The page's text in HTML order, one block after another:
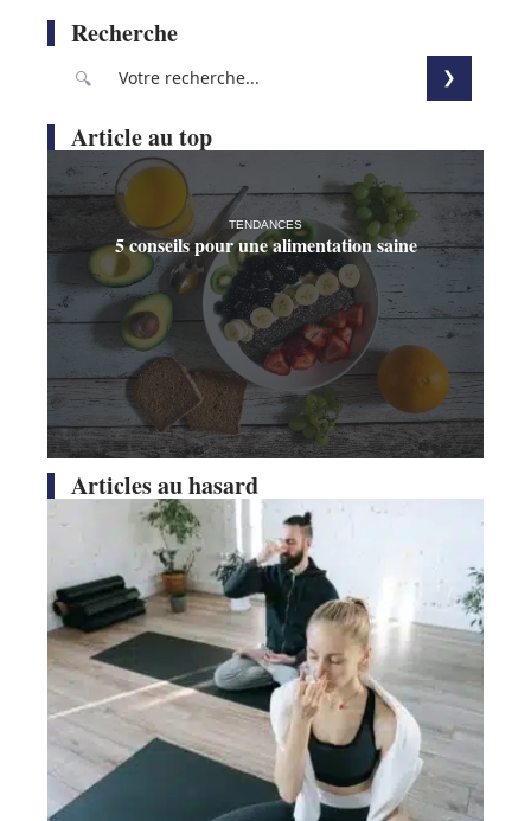
Recherche
Article au top
TENDANCES
5 conseils pour une alimentation saine
Articles au hasard